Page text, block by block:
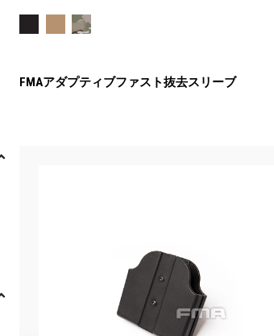
FMAアダプティブファスト抜去スリーブ